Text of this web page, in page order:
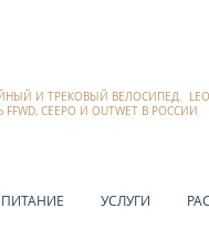
И ТРЕКОВЫЙ ВЕЛОСИПЕД. LEO
CEEPO И OUTWET В РОССИИ
УСЛУГИ